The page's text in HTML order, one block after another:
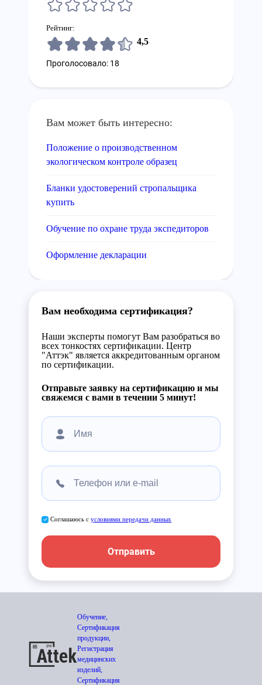
Рейтинг:
4,5
Проголосовало: 18
Вам может быть интересно:
Положение о производственном
экологическом контроле образец
Бланки удостоверений стропальщика
купить
Обучение по охране труда экспедиторов
Оформление декларации
Вам необходима сертификация?
Наши эксперты помогут Вам разобраться во
всех тонкостях сертификации. Центр
"Аттэк" является аккредитованным органом
по сертификации.
Отправьте заявку на сертификацию и мы
свяжемся с вами в течении 5 минут!
Соглашаюсь с условиями передачи данных
Отправить
Обучение,
Сертификация
продукции,
Регистрация
медицинских
изделий,
Сертификация